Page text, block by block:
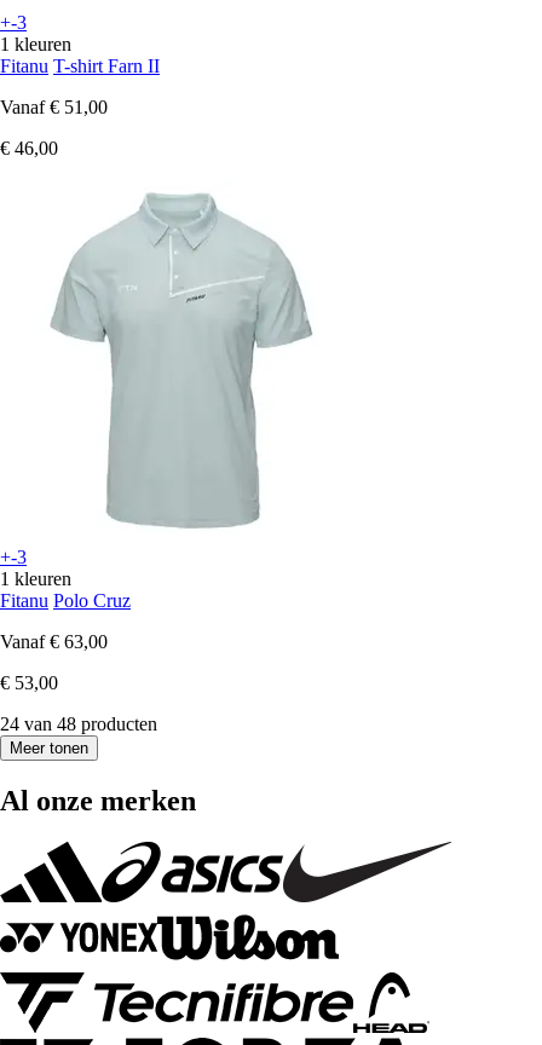
+-3
1 kleuren
Fitanu T-shirt Farn II
Vanaf € 51,00
€ 46,00
+-3
1 kleuren
Fitanu Polo Cruz
Vanaf € 63,00
€ 53,00
24 van 48 producten
Meer tonen
Al onze merken